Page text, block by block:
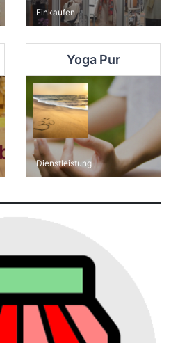
Einkaufen
Yoga Pur
Dienstleistung